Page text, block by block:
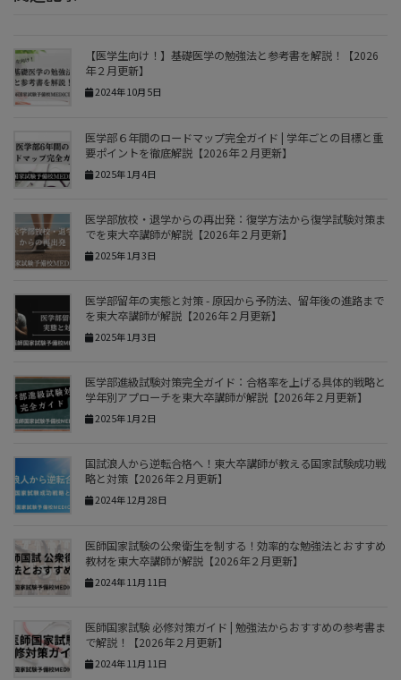
【医学生向け！】基礎医学の勉強法と参考書を解説！【2026
年２月更新】
2024年10月5日
医学部６年間のロードマップ完全ガイド | 学年ごとの目標と重
要ポイントを徹底解説【2026年２月更新】
2025年1月4日
医学部放校・退学からの再出発：復学方法から復学試験対策ま
でを東大卒講師が解説【2026年２月更新】
2025年1月3日
医学部留年の実態と対策 - 原因から予防法、留年後の進路まで
を東大卒講師が解説【2026年２月更新】
2025年1月3日
医学部進級試験対策完全ガイド：合格率を上げる具体的戦略と
学年別アプローチを東大卒講師が解説【2026年２月更新】
2025年1月2日
国試浪人から逆転合格へ！東大卒講師が教える国家試験成功戦
略と対策【2026年２月更新】
2024年12月28日
医師国家試験の公衆衛生を制する！効率的な勉強法とおすすめ
教材を東大卒講師が解説【2026年２月更新】
2024年11月11日
医師国家試験 必修対策ガイド | 勉強法からおすすめの参考書ま
で解説！【2026年２月更新】
2024年11月11日